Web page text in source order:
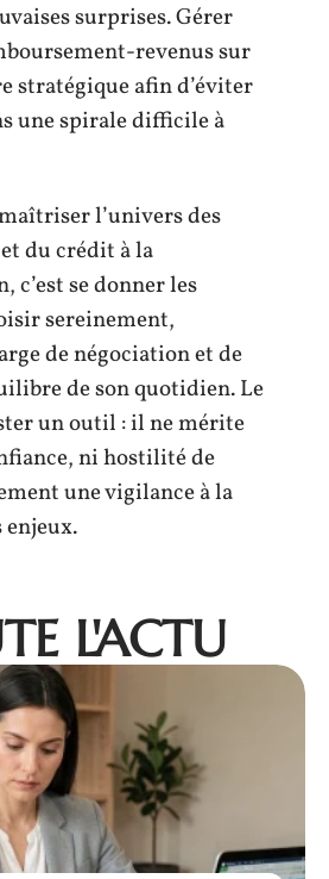
surprises. Gérer
revenus sur
stratégique afin d’éviter
une spirale difficile à
l’univers des
du crédit à la
c’est se donner les
sereinement,
de négociation et de
de son quotidien. Le
un outil : il ne mérite
ni hostilité de
une vigilance à la
enjeux.
L'ACTU